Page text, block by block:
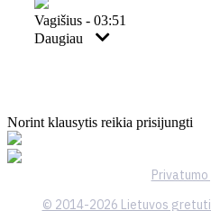
Vagišius - 03:51
Daugiau
Norint klausytis reikia prisijungti
© 2014-2026 Lietuvos